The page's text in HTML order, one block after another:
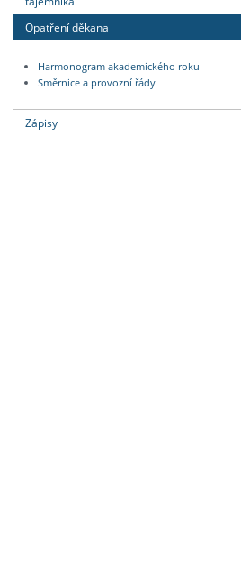
Opatření děkana
Harmonogram akademického roku
Směrnice a provozní řády
Zápisy